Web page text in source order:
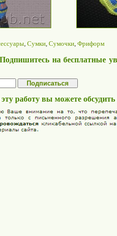
, Сумки, Сумочки, Фриформ
на бесплатные
работу вы можете